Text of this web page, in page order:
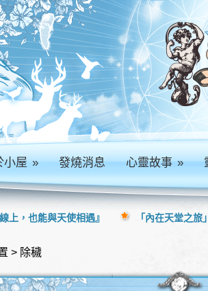
小屋» 發燒消息 心靈故事»
> 除穢
線上，也能與天使相遇』 「內在天堂之